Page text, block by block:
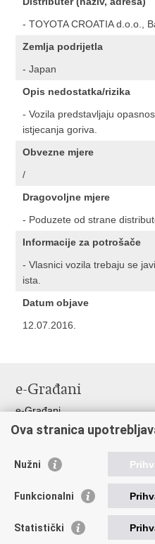
- TOYOTA CROATIA d.o.o.,
Zemlja podrijetla
- Japan
Opis nedostatka/rizika
- Vozila predstavljaju
istjecanja goriva.
Obvezne mjere
/
Dragovoljne mjere
- Poduzete od strane
Informacije za potrošače
- Vlasnici vozila trebaju se
ista.
Datum objave
12.07.2016.
e-Građani
e-Građani
Pristup informacijama
Pravo na pristup informacijama
Pristup otvorenim podacima
Važne poveznice
Ova stranica
Nužni
Funkcionalni
Statistički